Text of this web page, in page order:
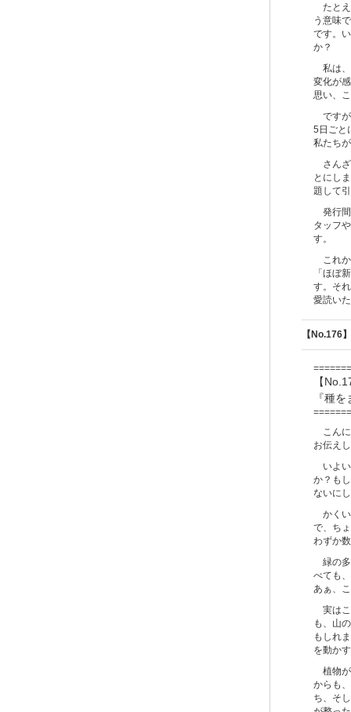
たとえ
う意味
です。
か？
私は、
変化が
思い、
ですが
5日ごと
私たち
さんざ
とにし
題して
発行間
タッフ
す。
これか
「ほぼ
す。そ
愛読い
【No.176
【
『種
こんに
お伝え
いよい
か？も
ないに
かくい
で、ち
わずか
緑の多
べても
あぁ、
実はこ
も、山
もしれ
を動か
植物が
からも
ち、そ